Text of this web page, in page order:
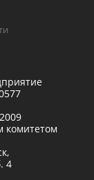
комитетом
,
4